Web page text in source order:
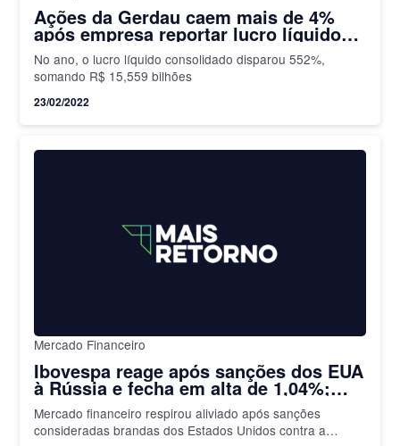
Ações da Gerdau caem mais de 4%
após empresa reportar lucro líquido
237% maior no 4º tri
No ano, o lucro líquido consolidado disparou 552%,
somando R$ 15,559 bilhões
23/02/2022
Mercado Financeiro
Ibovespa reage após sanções dos EUA
à Rússia e fecha em alta de 1,04%;
dólar tem menor valor em 7 meses
Mercado financeiro respirou aliviado após sanções
consideradas brandas dos Estados Unidos contra a